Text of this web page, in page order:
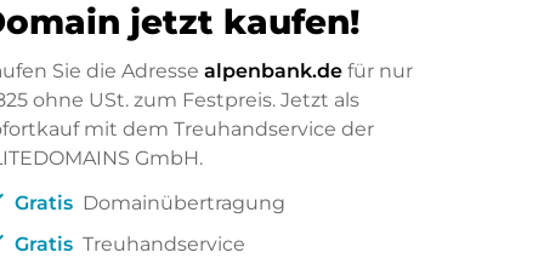
jetzt kaufen!
Sie die Adressealpenbank.de für nur
ohne USt. zum Festpreis. Jetzt als
mit dem Treuhandservice der
GmbH.
Gratis Domainübertragung
Gratis Treuhandservice